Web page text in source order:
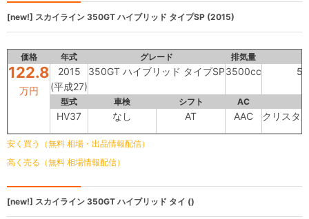
[new!] スカイライン 350GT ハイブリッド タイプSP (2015)
価格 年式 グレード 排気量
122.8
万円
2015
(平成27)
350GT ハイブリッド タイプSP3500cc
型式 車検 シフト AC
HV37 なし AT AAC クリスタ
安く買う（無料 相場・出品情報配信）
高く売る（無料 相場情報配信）
[new!] スカイライン 350GT ハイブリッド タイ ()